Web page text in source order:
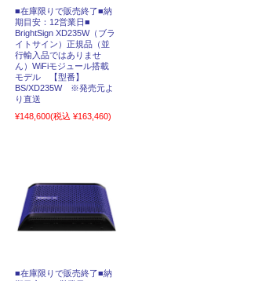
■在庫限りで販売終了■納
期目安：12営業日■
BrightSign XD235W（ブラ
イトサイン）正規品（並
行輸入品ではありませ
ん）WiFiモジュール搭載
モデル 【型番】
BS/XD235W ※発売元よ
り直送
¥148,600(税込 ¥163,460)
■在庫限りで販売終了■納